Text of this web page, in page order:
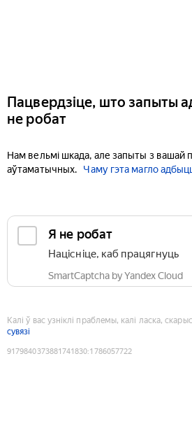
Пацвердзіце, што запыты
не робат
Нам вельмі шкада, але запыты з вашай
аўтаматычных.
Чаму гэта магло
Я не робат
Націсніце, каб працягнуць
SmartCaptcha by Yandex Cloud
Калі ў вас узніклі праблемы, калі ласка,
сувязі
9179840373881741830:1786057722